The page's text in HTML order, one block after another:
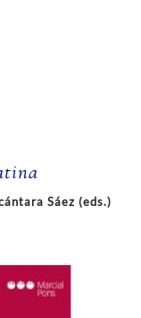
Sáez (eds.)